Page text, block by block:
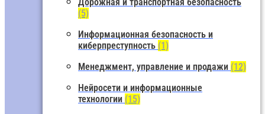
(5)
Информационная безопасность и
киберпреступность (1)
Менеджмент, управление и продажи (12)
Нейросети и информационные
технологии (15)